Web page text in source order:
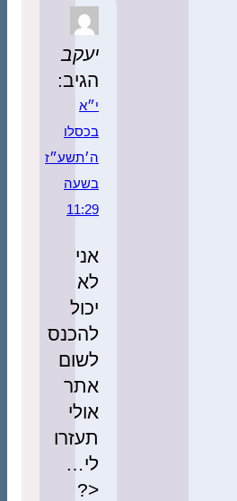
יעקב
הגיב:
י״א
בכסלו
ה׳תשע״ז
בשעה
11:29
אני
לא
יכול
להכנס
לשום
אתר
אולי
תעזרו
לי…
<?